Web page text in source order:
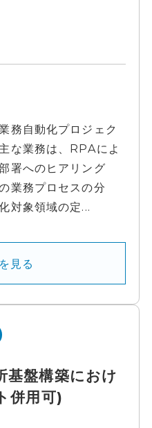
務自動化プロジェク
な業務は、RPAによ
署へのヒアリング
業務プロセスの分
対象領域の定...
見る
基盤構築におけ
併用可)